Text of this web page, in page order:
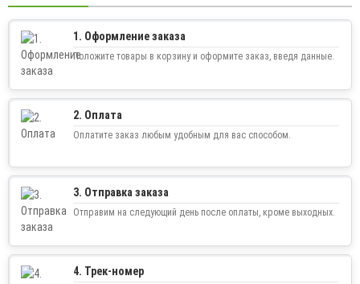
1. Оформление заказа
Положите товары в корзину и оформите заказ, введя данные.
2. Оплата
Оплатите заказ любым удобным для вас способом.
3. Отправка заказа
Отправим на следующий день после оплаты, кроме выходных.
4. Трек-номер